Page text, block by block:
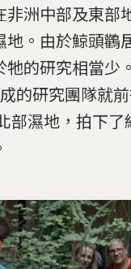
非洲中部及東部
地。由於鯨頭鸛
牠的研究相當少
的研究團隊就
部濕地，拍下了